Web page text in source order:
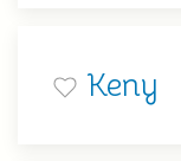
Keny